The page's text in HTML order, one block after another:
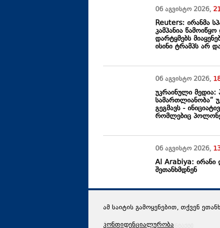
06 აგვისტო 2026,
Reuters: ირანმა
კამპანია
დარტყმებს
ისინი ტრამპს არ
06 აგვისტო 2026,
უკრაინული
სამართლიანობა“
გეგმავს -
რომლებიც
06 აგვისტო 2026,
Al Arabiya: ირანი
შეთანხმდნენ
რედაქცია კონტაქტი
ამ საიტის გამოყენებით, თქვენ
კონფიდენციალურობა